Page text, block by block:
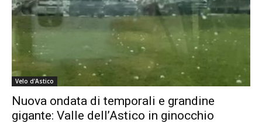
Velo d'Astico
Nuova ondata di temporali e grandine
gigante: Valle dell’Astico in ginocchio